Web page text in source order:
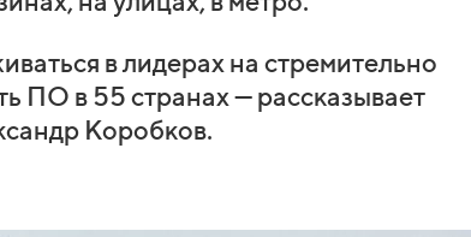
в лидерах на стремительно
ПО в 55 странах — рассказывает
Коробков.